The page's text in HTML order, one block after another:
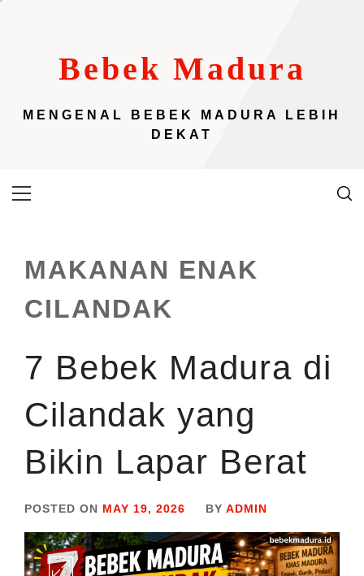
Bebek Madura
MENGENAL BEBEK MADURA LEBIH
DEKAT
Primary
MAKANAN ENAK
CILANDAK
7 Bebek Madura di
Cilandak yang
Bikin Lapar Berat
POSTED ON MAY 19, 2026 BY ADMIN